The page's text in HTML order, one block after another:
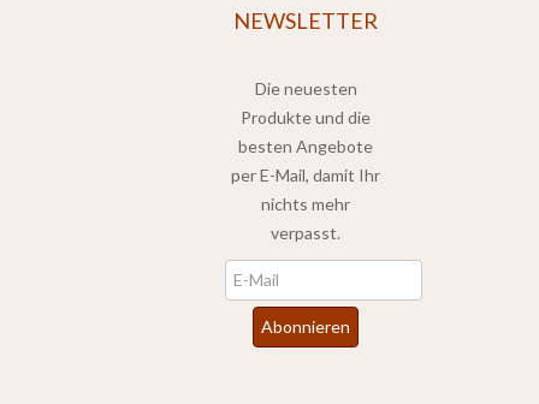
NEWSLETTER
Die neuesten
Produkte und die
besten Angebote
per E-Mail, damit Ihr
nichts mehr
verpasst.
Abonnieren